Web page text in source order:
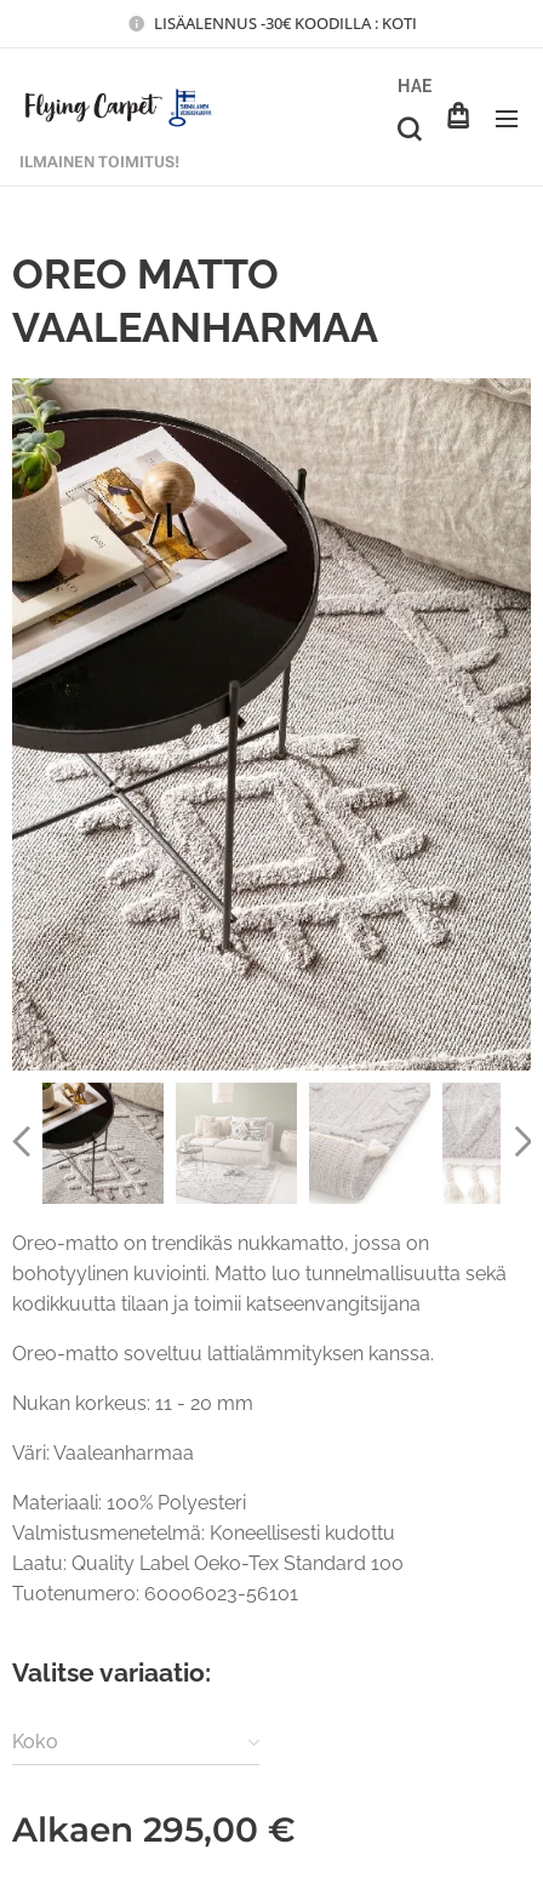
LISÄALENNUS -30€ KOODILLA : KOTI
ILMAINEN TOIMITUS!
HAE
OREO MATTO
VAALEANHARMAA
Oreo-matto on trendikäs nukkamatto, jossa on
bohotyylinen kuviointi. Matto luo tunnelmallisuutta sekä
kodikkuutta tilaan ja toimii katseenvangitsijana
Oreo-matto soveltuu lattialämmityksen kanssa.
Nukan korkeus: 11 - 20 mm
Väri: Vaaleanharmaa
Materiaali: 100% Polyesteri
Valmistusmenetelmä: Koneellisesti kudottu
Laatu: Quality Label Oeko-Tex Standard 100
Tuotenumero: 60006023-56101
Valitse variaatio:
Koko
Alkaen 295,00 €